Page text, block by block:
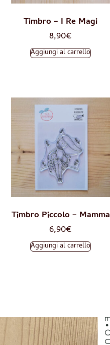
Timbro – I Re Magi
8,90€
Aggiungi al carrello
Timbro Piccolo – Mamma
6,90€
Aggiungi al carrello
OUR CUSTOMERS LOVE